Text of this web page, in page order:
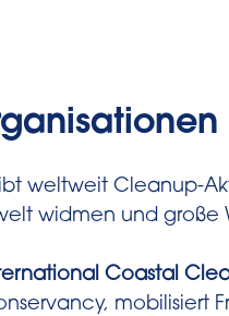
weltweit Cleanup-
widmen und große
Coastal
mobilisiert